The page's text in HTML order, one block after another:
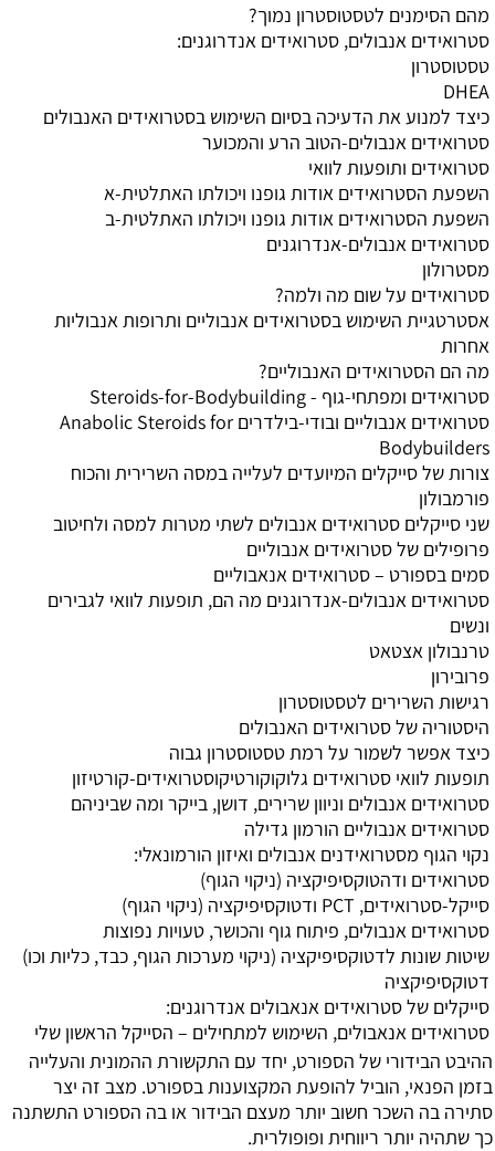
מהם הסימנים לטסטוסטרון נמוך?
סטרואידים אנבולים, סטרואידים אנדרוגנים:
טסטוסטרון
DHEA
כיצד למנוע את הדעיכה בסיום השימוש בסטרואידים האנבולים
סטרואידים אנבולים-הטוב הרע והמכוער
סטרואידים ותופעות לוואי
השפעת הסטרואידים אודות גופנו ויכולתו האתלטית-א
השפעת הסטרואידים אודות גופנו ויכולתו האתלטית-ב
סטרואידים אנבולים-אנדרוגנים
מסטרולון
סטרואידים על שום מה ולמה?
אסטרטגיית השימוש בסטרואידים אנבוליים ותרופות אנבוליות
אחרות
מה הם הסטרואידים האנבוליים?
סטרואידים ומפתחי-גוף - Steroids-for-Bodybuilding
סטרואידים אנבוליים ובודי-בילדרים Anabolic Steroids for
Bodybuilders
צורות של סייקלים המיועדים לעלייה במסה השרירית והכוח
פורמבולון
שני סייקלים סטרואידים אנבולים לשתי מטרות למסה ולחיטוב
פרופילים של סטרואידים אנבוליים
סמים בספורט – סטרואידים אנאבוליים
סטרואידים אנבולים-אנדרוגנים מה הם, תופעות לוואי לגבירים
ונשים
טרנבולון אצטאט
פרובירון
רגישות השרירים לטסטוסטרון
היסטוריה של סטרואידים האנבולים
כיצד אפשר לשמור על רמת טסטוסטרון גבוה
תופעות לוואי סטרואידים גלוקוקורטיקוסטרואידים-קורטיזון
סטרואידים אנבולים וניוון שרירים, דושן, בייקר ומה שביניהם
סטרואידים אנבוליים הורמון גדילה
נקוי הגוף מסטרואידנים אנבולים ואיזון הורמונאלי:
סטרואידים ודהטוקסיפיקציה (ניקוי הגוף)
סייקל-סטרואידים, PCT ודטוקסיפיקציה (ניקוי הגוף)
סטרואידים אנבולים, פיתוח גוף והכושר, טעויות נפוצות
שיטות שונות לדטוקסיפיקציה (ניקוי מערכות הגוף, כבד, כליות וכו)
דטוקסיפיקציה
סייקלים של סטרואידים אנאבולים אנדרוגנים:
סטרואידים אנאבולים, השימוש למתחילים – הסייקל הראשון שלי
ההיבט הבידורי של הספורט, יחד עם התקשורת ההמונית והעלייה
בזמן הפנאי, הוביל להופעת המקצוענות בספורט. מצב זה יצר
סתירה בה השכר חשוב יותר מעצם הבידור או בה הספורט התשתנה
כך שתהיה יותר ריווחית ופופולרית.